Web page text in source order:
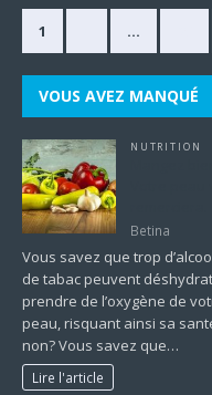
1 …
VOUS AVEZ MANQUÉ
NUTRITION
Betina
Vous savez que trop
de tabac peuvent
prendre de l’oxygène de
peau, risquant ainsi sa
non? Vous savez que…
Lire l'article